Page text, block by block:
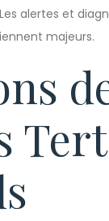
alertes et
majeurs.